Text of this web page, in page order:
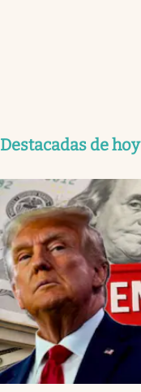
Destacadas de hoy